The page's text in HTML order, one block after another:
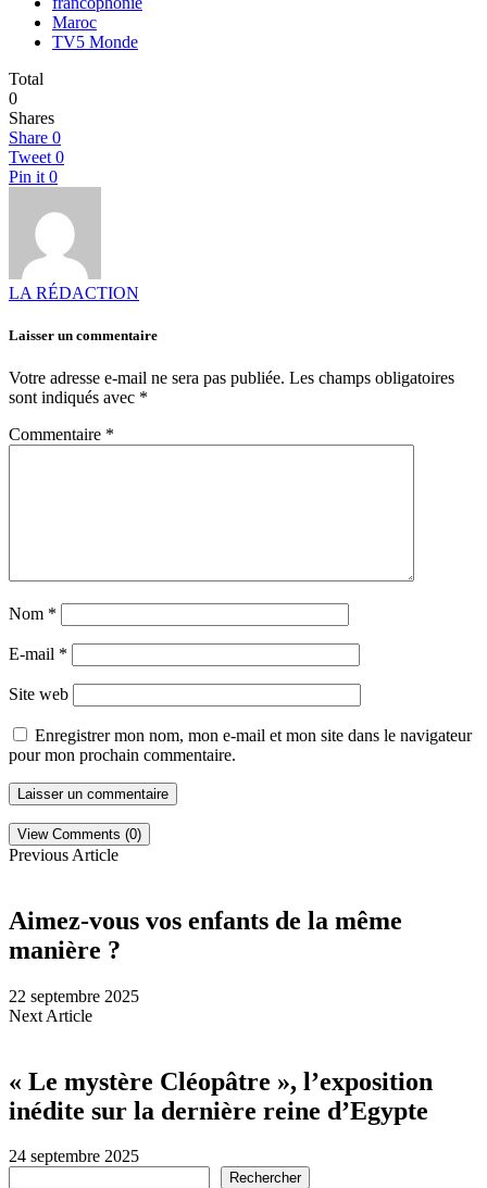
Maroc
TV5 Monde
Total
0
Shares
Share 0
Tweet 0
Pin it 0
LA RÉDACTION
Laisser un commentaire
Votre adresse e-mail ne sera pas publiée. Les champs obligatoires
sont indiqués avec *
Commentaire *
Nom *
E-mail *
Site web
Enregistrer mon nom, mon e-mail et mon site dans le navigateur
pour mon prochain commentaire.
View Comments (0)
Previous Article
Aimez-vous vos enfants de la même
manière ?
22 septembre 2025
Next Article
« Le mystère Cléopâtre », l’exposition
inédite sur la dernière reine d’Egypte
24 septembre 2025
Rechercher